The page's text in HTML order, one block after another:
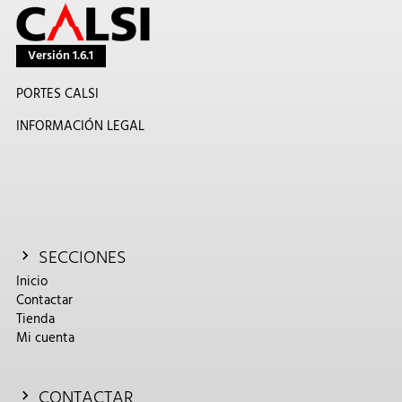
Versión 1.6.1
PORTES CALSI
INFORMACIÓN LEGAL
SECCIONES
Inicio
Contactar
Tienda
Mi cuenta